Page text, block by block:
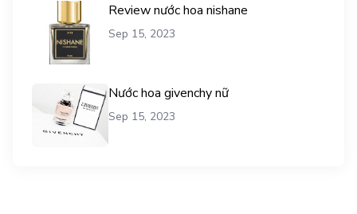
Review nước hoa nishane
Sep 15, 2023
Nước hoa givenchy nữ
Sep 15, 2023